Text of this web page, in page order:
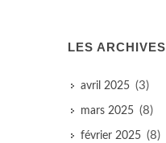
LES ARCHIVES
avril 2025 (3)
mars 2025 (8)
février 2025 (8)